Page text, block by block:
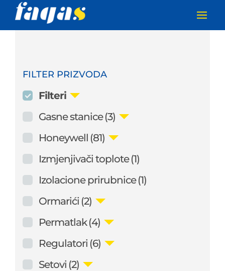
FILTER PRIZVODA
Filteri
Gasne stanice (3)
Honeywell (81)
Izmjenjivači toplote (1)
Izolacione prirubnice (1)
Ormarići (2)
Permatlak (4)
Regulatori (6)
Setovi (2)